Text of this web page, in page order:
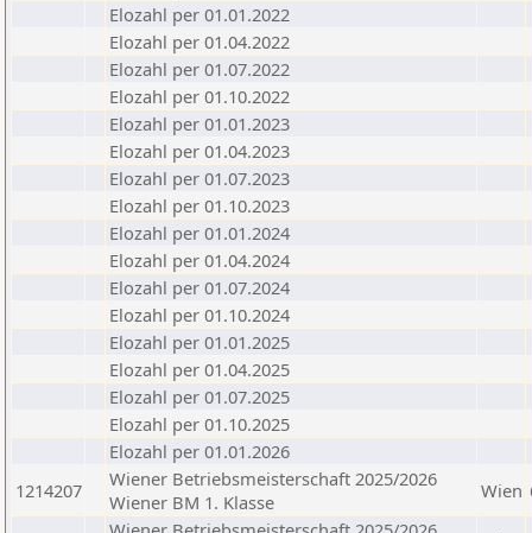
Elozahl per 01.01.2022
Elozahl per 01.04.2022
Elozahl per 01.07.2022
Elozahl per 01.10.2022
Elozahl per 01.01.2023
Elozahl per 01.04.2023
Elozahl per 01.07.2023
Elozahl per 01.10.2023
Elozahl per 01.01.2024
Elozahl per 01.04.2024
Elozahl per 01.07.2024
Elozahl per 01.10.2024
Elozahl per 01.01.2025
Elozahl per 01.04.2025
Elozahl per 01.07.2025
Elozahl per 01.10.2025
Elozahl per 01.01.2026
1214207
Wiener Betriebsmeisterschaft 2025/2026
Wiener BM 1. Klasse
Wien